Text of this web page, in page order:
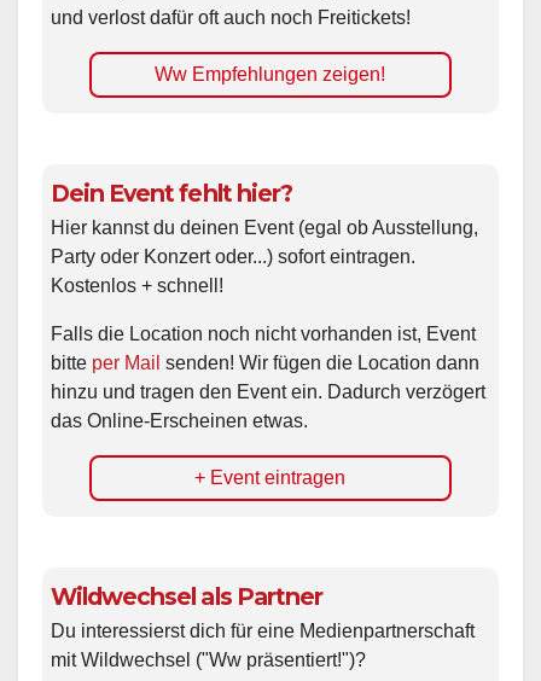
und verlost dafür oft auch noch Freitickets!
Ww Empfehlungen zeigen!
Dein Event fehlt hier?
Hier kannst du deinen Event (egal ob Ausstellung,
Party oder Konzert oder...) sofort eintragen.
Kostenlos + schnell!
Falls die Location noch nicht vorhanden ist, Event
bitte per Mail senden! Wir fügen die Location dann
hinzu und tragen den Event ein. Dadurch verzögert
das Online-Erscheinen etwas.
+ Event eintragen
Wildwechsel als Partner
Du interessierst dich für eine Medienpartnerschaft
mit Wildwechsel ("Ww präsentiert!")?